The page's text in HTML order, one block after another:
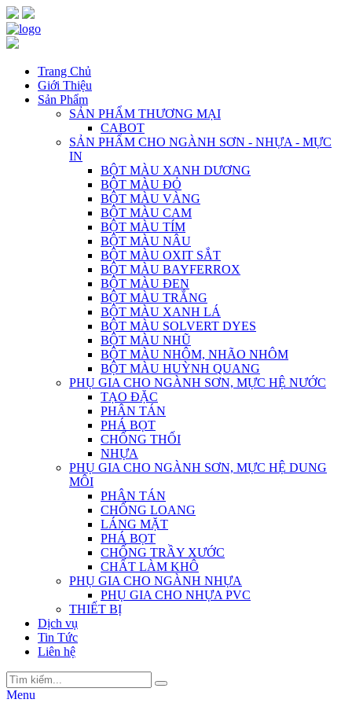
Trang Chủ
Giới Thiệu
Sản Phẩm
SẢN PHẨM THƯƠNG MẠI
CABOT
SẢN PHẨM CHO NGÀNH SƠN - NHỰA - MỰC
IN
BỘT MÀU XANH DƯƠNG
BỘT MÀU ĐỎ
BỘT MÀU VÀNG
BỘT MÀU CAM
BỘT MÀU TÍM
BỘT MÀU NÂU
BỘT MÀU OXIT SẮT
BỘT MÀU BAYFERROX
BỘT MÀU ĐEN
BỘT MÀU TRẮNG
BỘT MÀU XANH LÁ
BỘT MÀU SOLVERT DYES
BỘT MÀU NHŨ
BỘT MÀU NHÔM, NHÃO NHÔM
BỘT MÀU HUỲNH QUANG
PHỤ GIA CHO NGÀNH SƠN, MỰC HỆ NƯỚC
TẠO ĐẶC
PHÂN TÁN
PHÁ BỌT
CHỐNG THỐI
NHỰA
PHỤ GIA CHO NGÀNH SƠN, MỰC HỆ DUNG
MÔI
PHÂN TÁN
CHỐNG LOANG
LÁNG MẶT
PHÁ BỌT
CHỐNG TRẦY XƯỚC
CHẤT LÀM KHÔ
PHỤ GIA CHO NGÀNH NHỰA
PHỤ GIA CHO NHỰA PVC
THIẾT BỊ
Dịch vụ
Tin Tức
Liên hệ
Menu